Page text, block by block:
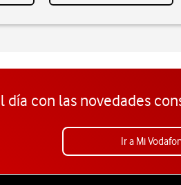
día con las novedades
Ir a Mi